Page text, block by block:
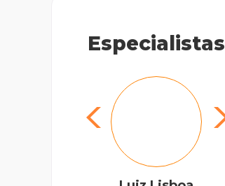
Especialistas